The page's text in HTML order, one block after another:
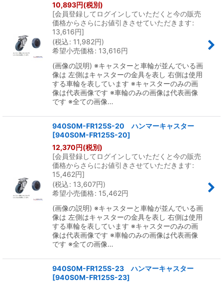
10,893円(税別)
[会員登録してログインしていただくと今の販売
価格からさらにお値引きさせていただきます:
13,616円]
(税込: 11,982円)
希望小売価格: 13,616円
(画像の説明) ※キャスターと車輪が並んでいる画
像は 左側はキャスターの金具を表し 右側は使用
する車輪を表しています ※キャスターのみの画
像は代表画像です ※車輪のみの画像は代表画像
です ※全ての画像…
940S0M-FR125S-20 ハンマーキャスター
[940S0M-FR125S-20]
12,370円(税別)
[会員登録してログインしていただくと今の販売
価格からさらにお値引きさせていただきます:
15,462円]
(税込: 13,607円)
希望小売価格: 15,462円
(画像の説明) ※キャスターと車輪が並んでいる画
像は 左側はキャスターの金具を表し 右側は使用
する車輪を表しています ※キャスターのみの画
像は代表画像です ※車輪のみの画像は代表画像
です ※全ての画像…
940S0M-FR125S-23 ハンマーキャスター
[940S0M-FR125S-23]